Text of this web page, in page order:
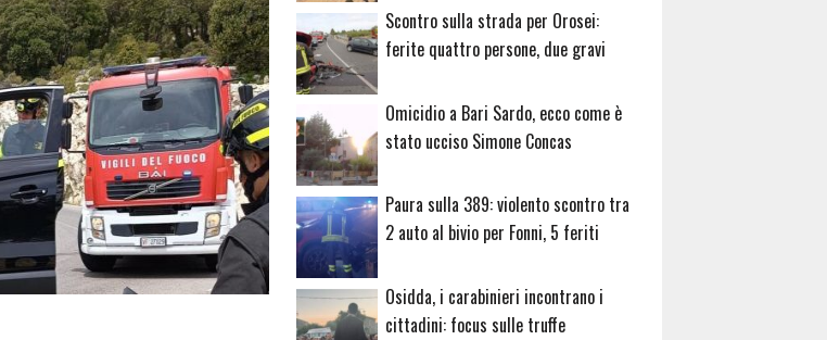
Scontro sulla strada per Orosei:
ferite quattro persone, due gravi
Omicidio a Bari Sardo, ecco come è
stato ucciso Simone Concas
Paura sulla 389: violento scontro tra
2 auto al bivio per Fonni, 5 feriti
Osidda, i carabinieri incontrano i
cittadini: focus sulle truffe